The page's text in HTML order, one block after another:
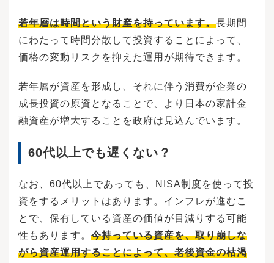
若年層は時間という財産を持っています。長期間
にわたって時間分散して投資することによって、
価格の変動リスクを抑えた運用が期待できます。
若年層が資産を形成し、それに伴う消費が企業の
成長投資の原資となることで、より日本の家計金
融資産が増大することを政府は見込んでいます。
60代以上でも遅くない？
なお、60代以上であっても、NISA制度を使って投
資をするメリットはあります。インフレが進むこ
とで、保有している資産の価値が目減りする可能
性もあります。 今持っている資産を、取り崩しな
がら資産運用することによって、老後資金の枯渇